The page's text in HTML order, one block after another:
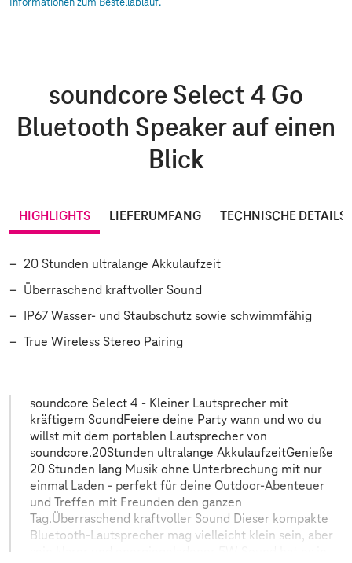
soundcore Select 4 Go
Bluetooth Speaker auf einen
Blick
HIGHLIGHTS LIEFERUMFANG TECHNISCHE DETAILS
20 Stunden ultralange Akkulaufzeit
Überraschend kraftvoller Sound
IP67 Wasser- und Staubschutz sowie schwimmfähig
True Wireless Stereo Pairing
soundcore Select 4 - Kleiner Lautsprecher mit
kräftigem SoundFeiere deine Party wann und wo du
willst mit dem portablen Lautsprecher von
soundcore.20Stunden ultralange AkkulaufzeitGenieße
20 Stunden lang Musik ohne Unterbrechung mit nur
einmal Laden - perfekt für deine Outdoor-Abenteuer
und Treffen mit Freunden den ganzen
Tag.Überraschend kraftvoller Sound Dieser kompakte
Bluetooth-Lautsprecher mag vielleicht klein sein, aber